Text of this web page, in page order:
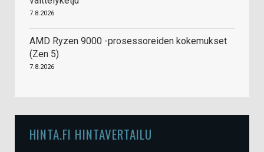
7.8.2026
AMD Ryzen 9000 -prosessoreiden kokemukset
(Zen 5)
7.8.2026
HINTA.FI HINTAVERTAILU